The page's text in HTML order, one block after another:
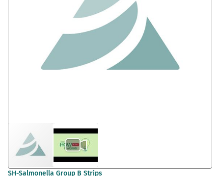
Zum
SH-Salmonella Group B Strips